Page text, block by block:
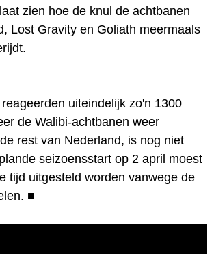
zien hoe de knul de achtbanen
Lost Gravity en Goliath meermaals
reageerden uiteindelijk zo'n 1300
de Walibi-achtbanen weer
rest van Nederland, is nog niet
seizoensstart op 2 april moest
tijd uitgesteld worden vanwege de
■